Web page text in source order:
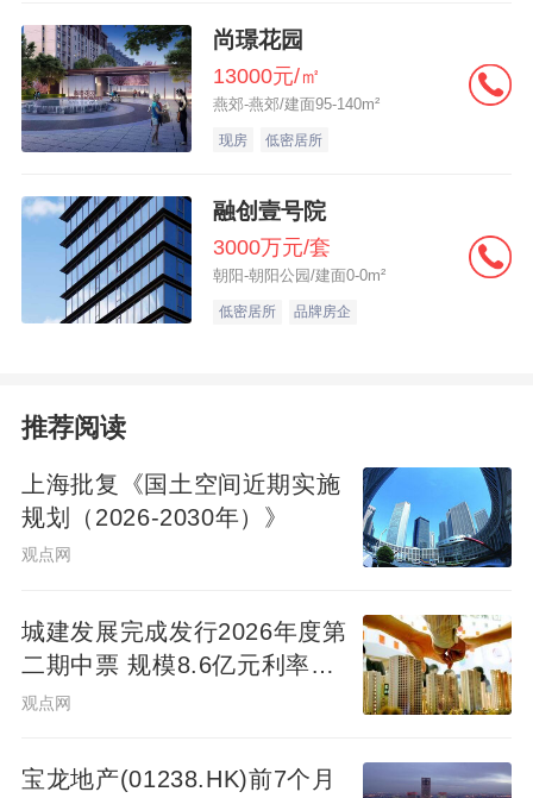
尚璟花园
13000元/㎡
燕郊-燕郊/建面95-140m²
现房 低密居所
融创壹号院
3000万元/套
朝阳-朝阳公园/建面0-0m²
低密居所 品牌房企
推荐阅读
上海批复《国土空间近期实施
规划（2026-2030年）》
观点网
城建发展完成发行2026年度第
二期中票 规模8.6亿元利率
2.14%
观点网
宝龙地产(01238.HK)前7个月